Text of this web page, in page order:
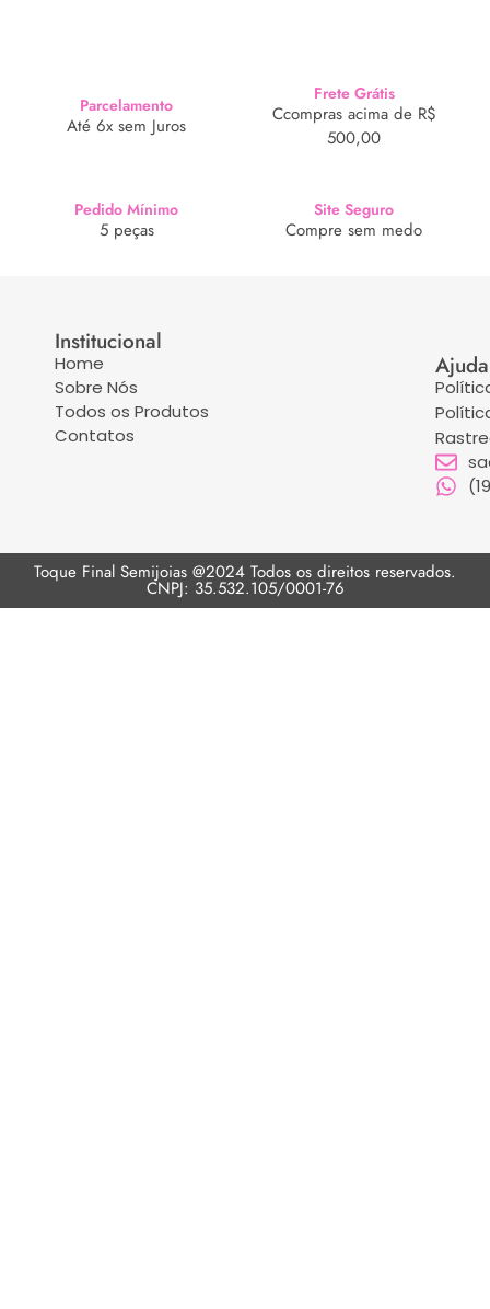
Parcelamento
Até 6x sem Juros
Frete Grátis
Ccompras acima de R$
500,00
Pedido Mínimo
5 peças
Site Seguro
Compre sem medo
Institucional
Home
Sobre Nós
Todos os Produtos
Contatos
Ajuda
Toque Final Semijoias @2024 Todos os direitos reservados.
CNPJ: 35.532.105/0001-76